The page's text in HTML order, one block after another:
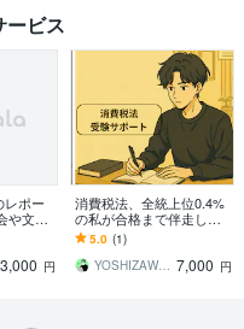
ービス
ポー
や文系
れば
す。
3,000 円
消費税法、全統上位0.4%
の私が合格まで伴走しま
す 直前期の過ごし方や凡
ミス対策などなんでもご
相談ください！
5.0 (1)
YOSHIZAWA__ 7,000 円